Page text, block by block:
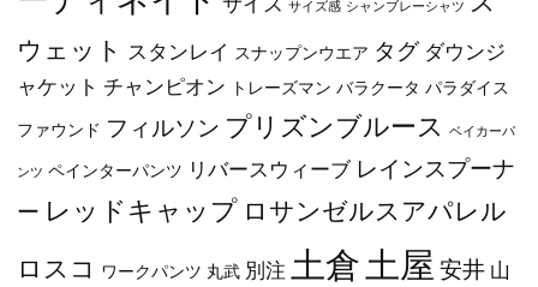
サイズ サイズ感 シャンブレーシャツ
ウェット スタンレイ スナップンウエア タグ ダウンジ
ャケット チャンピオン トレーズマン バラクータ パラダイス
ファウンド フィルソン プリズンブルース ベイカーパ
ンツ ペインターパンツ リバースウィーブ レインスプーナ
ー レッドキャップ ロサンゼルスアパレル
ロスコ ワークパンツ 丸武 別注 土倉 土屋 安井 山